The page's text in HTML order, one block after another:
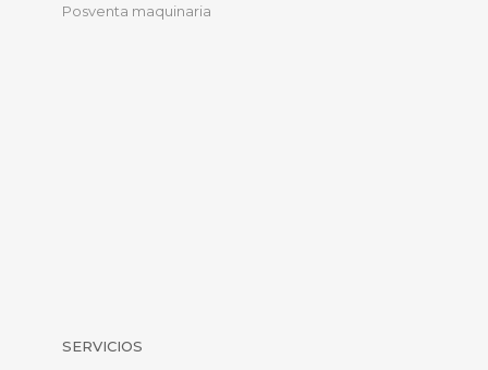
Posventa maquinaria
SERVICIOS